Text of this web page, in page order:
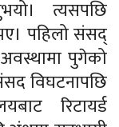
त्यसपछि
पहिलो संसद्
पुगेको
विघटनापछि
रिटायर्ड